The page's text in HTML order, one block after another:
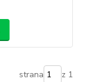
strana z 1